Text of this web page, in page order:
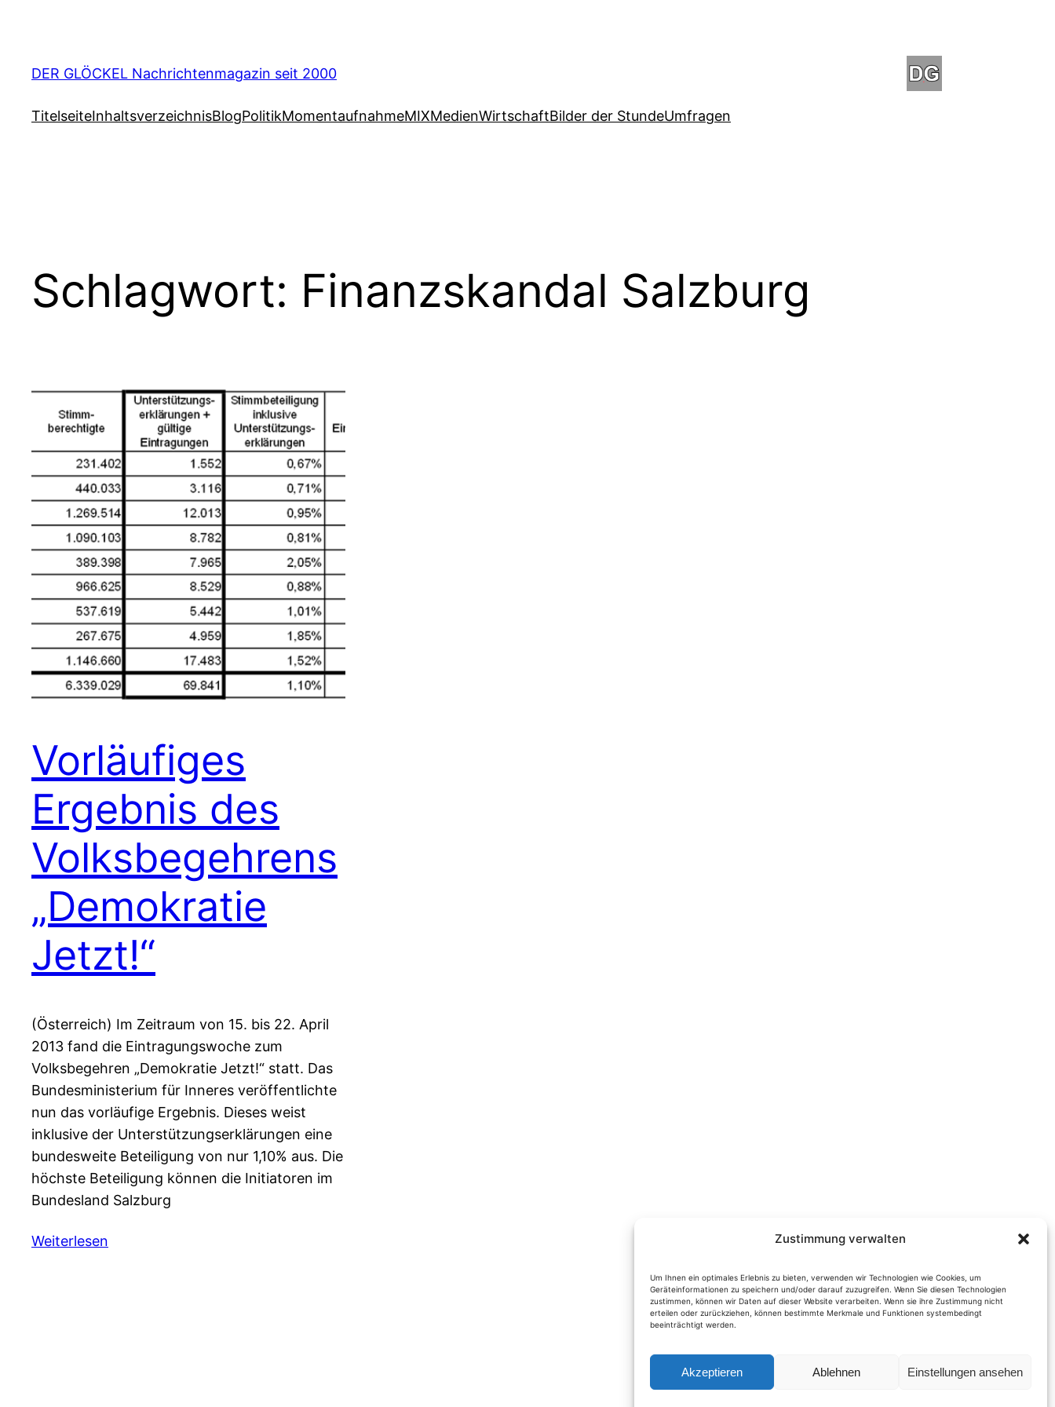
Zustimmung verwalten
Um Ihnen ein optimales Erlebnis zu bieten, verwenden wir Technologien wie Cookies, um
Geräteinformationen zu speichern und/oder darauf zuzugreifen. Wenn Sie diesen Technologien
zustimmen, können wir Daten auf dieser Website verarbeiten. Wenn sie ihre Zustimmung nicht
erteilen oder zurückziehen, können bestimmte Merkmale und Funktionen systembedingt
beeinträchtigt werden.
Akzeptieren Ablehnen Einstellungen ansehen
DER GLÖCKEL Nachrichtenmagazin seit 2000
TitelseiteInhaltsverzeichnisBlogPolitikMomentaufnahmeMIXMedienWirtschaftBilder der StundeUmfragen
Schlagwort: Finanzskandal Salzburg
Vorläufiges
Ergebnis des
Volksbegehrens
„Demokratie
Jetzt!“
(Österreich) Im Zeitraum von 15. bis 22. April
2013 fand die Eintragungswoche zum
Volksbegehren „Demokratie Jetzt!“ statt. Das
Bundesministerium für Inneres veröffentlichte
nun das vorläufige Ergebnis. Dieses weist
inklusive der Unterstützungserklärungen eine
bundesweite Beteiligung von nur 1,10% aus. Die
höchste Beteiligung können die Initiatoren im
Bundesland Salzburg
Weiterlesen